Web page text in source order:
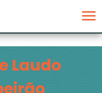
Laudo